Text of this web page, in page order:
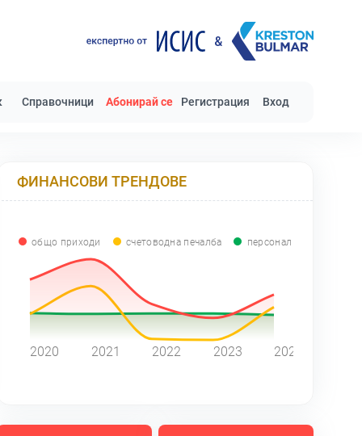
Справочници Абонирай се Регистрация Вход
ФИНАНСОВИ ТРЕНДОВЕ
общо приходи счетоводна печалба персонал
2020 2021 2022 2023 2024